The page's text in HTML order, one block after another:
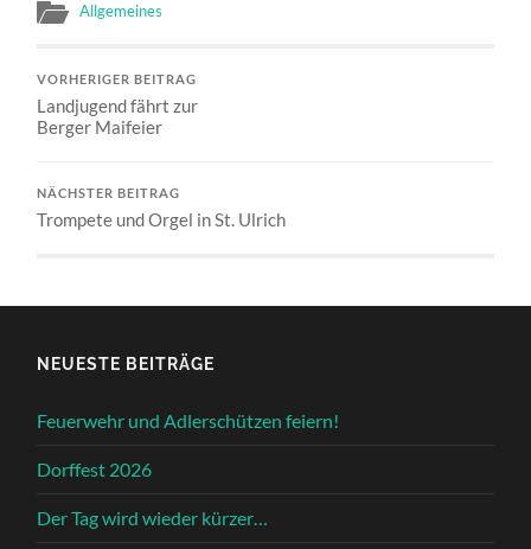
Allgemeines
VORHERIGER BEITRAG
Landjugend fährt zur
Berger Maifeier
NÄCHSTER BEITRAG
Trompete und Orgel in St. Ulrich
NEUESTE BEITRÄGE
Feuerwehr und Adlerschützen feiern!
Dorffest 2026
Der Tag wird wieder kürzer…